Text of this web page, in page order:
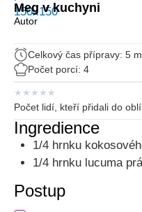
Meg v kuchyni
Autor
Celkový čas přípravy: 5
Počet porcí: 4
★ ★ ★ ★ ★
Počet lidí, kteří přidali do
Ingredience
1/4 hrnku
1/4 hrnku lucuma
Postup